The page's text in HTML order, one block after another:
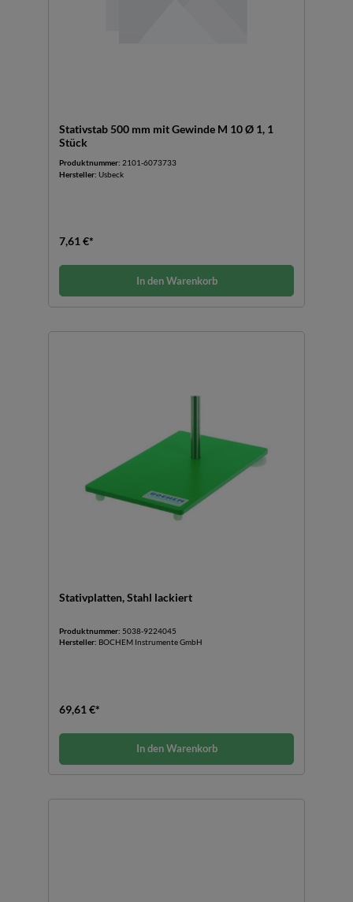
Stativstab 500 mm mit Gewinde M 10 Ø 1, 1
Stück
Produktnummer: 2101-6073733
Hersteller: Usbeck
7,61 €*
In den Warenkorb
Stativplatten, Stahl lackiert
Produktnummer: 5038-9224045
Hersteller: BOCHEM Instrumente GmbH
69,61 €*
In den Warenkorb